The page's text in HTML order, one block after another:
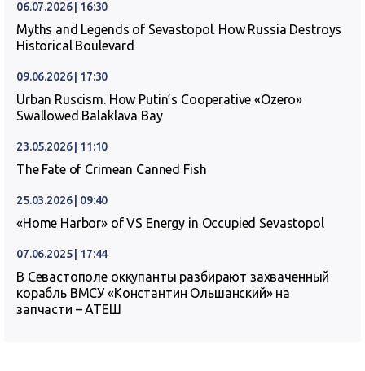
06.07.2026 | 16:30
Myths and Legends of Sevastopol. How Russia Destroys
Historical Boulevard
09.06.2026 | 17:30
Urban Ruscism. How Putin’s Cooperative «Ozero»
Swallowed Balaklava Bay
23.05.2026 | 11:10
The Fate of Crimean Canned Fish
25.03.2026 | 09:40
«Home Harbor» of VS Energy in Occupied Sevastopol
07.06.2025 | 17:44
В Севастополе оккупанты разбирают захваченный
корабль ВМСУ «Константин Ольшанский» на
запчасти – АТЕШ